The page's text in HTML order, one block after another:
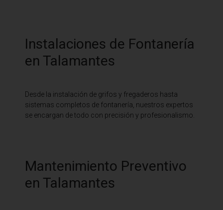
Instalaciones de Fontanería
en Talamantes
Desde la instalación de grifos y fregaderos hasta
sistemas completos de fontanería, nuestros expertos
se encargan de todo con precisión y profesionalismo.
Mantenimiento Preventivo
en Talamantes